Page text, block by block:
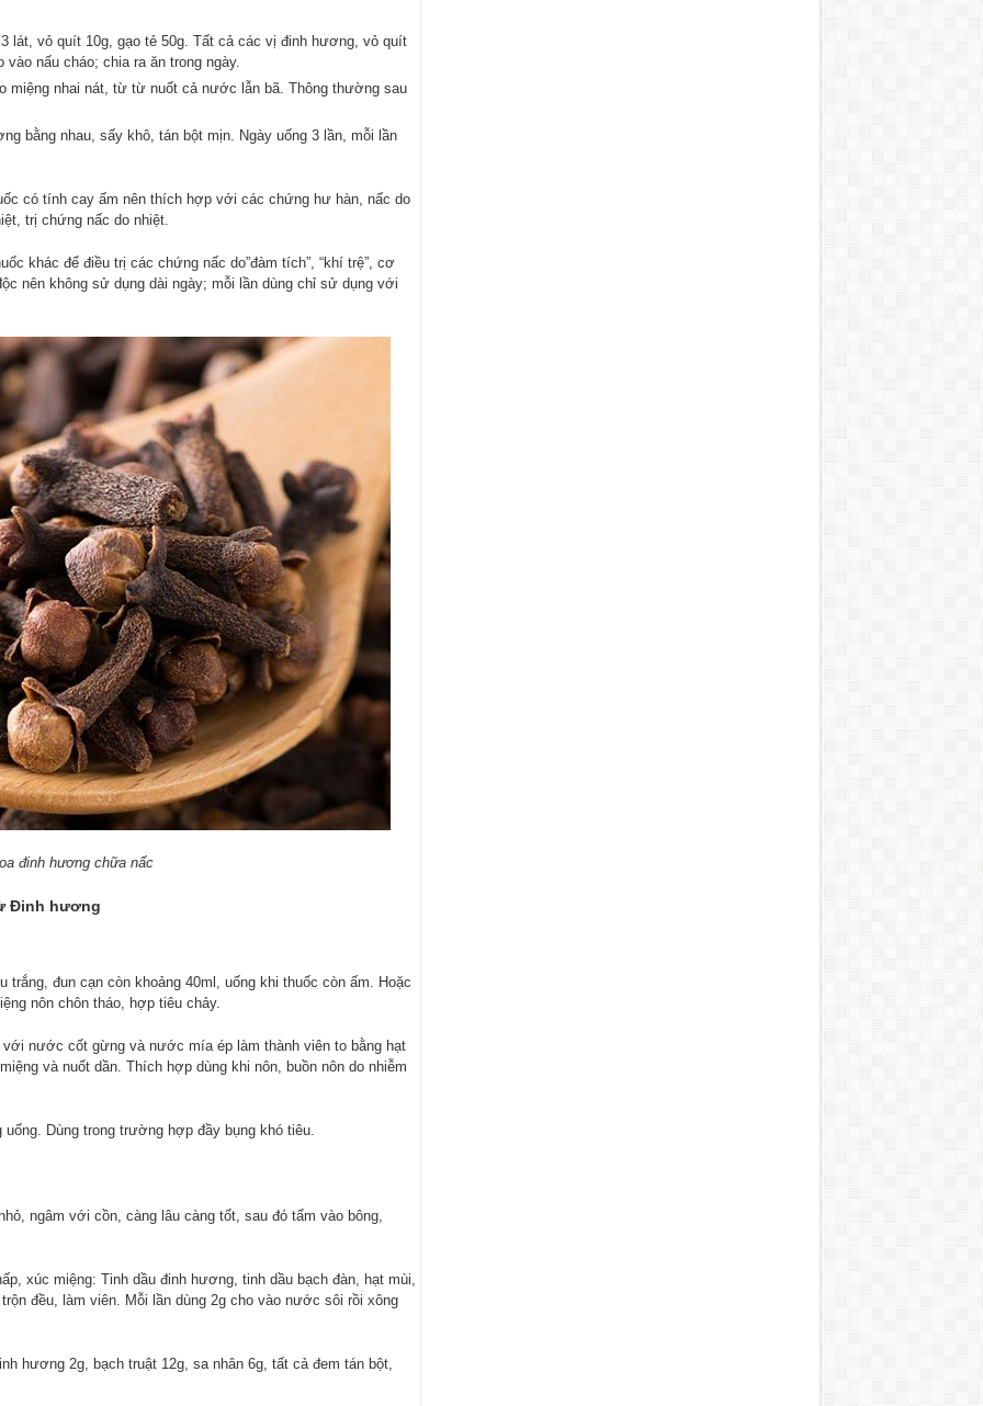
lát, vỏ quít 10g, gạo tẻ 50g. Tất cả các vị đinh hương, vỏ quít
nấu cháo; chia ra ăn trong ngày.
miệng nhai nát, từ từ nuốt cả nước lẫn bã. Thông thường sau
bằng nhau, sấy khô, tán bột mịn. Ngày uống 3 lần, mỗi lần
có tính cay ấm nên thích hợp với các chứng hư hàn, nấc do
trị chứng nấc do nhiệt.
khác để điều trị các chứng nấc do”đàm tích”, “khí trệ”, cơ
nên không sử dụng dài ngày; mỗi lần dùng chỉ sử dụng với
đinh hương chữa nấc
Đinh hương
đun cạn còn khoảng 40ml, uống khi thuốc còn ấm. Hoặc
nôn chôn tháo, hợp tiêu chảy.
nước cốt gừng và nước mía ép làm thành viên to bằng hạt
và nuốt dần. Thích hợp dùng khi nôn, buồn nôn do nhiễm
Dùng trong trường hợp đầy bụng khó tiêu.
ngâm với cồn, càng lâu càng tốt, sau đó tẩm vào bông,
xúc miệng: Tinh dầu đinh hương, tinh dầu bạch đàn, hạt mùi,
đều, làm viên. Mỗi lần dùng 2g cho vào nước sôi rồi xông
hương 2g, bạch truật 12g, sa nhân 6g, tất cả đem tán bột,